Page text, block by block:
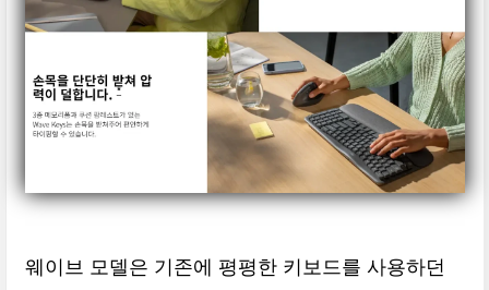
웨이브 모델은 기존에 평평한 키보드를 사용하던